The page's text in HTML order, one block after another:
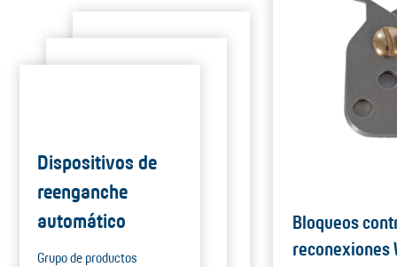
Dispositivos de
reenganche
automático
Grupo de productos
Bloqueos
reconexiones